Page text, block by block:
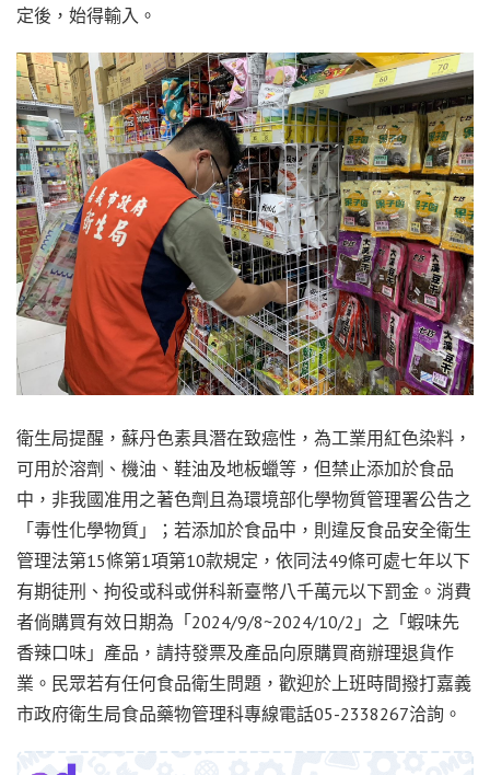
定後，始得輸入。
衛生局提醒，蘇丹色素具潛在致癌性，為工業用紅色染料，
可用於溶劑、機油、鞋油及地板蠟等，但禁止添加於食品
中，非我國准用之著色劑且為環境部化學物質管理署公告之
「毒性化學物質」；若添加於食品中，則違反食品安全衛生
管理法第15條第1項第10款規定，依同法49條可處七年以下
有期徒刑、拘役或科或併科新臺幣八千萬元以下罰金。消費
者倘購買有效日期為「2024/9/8~2024/10/2」之「蝦味先
香辣口味」產品，請持發票及產品向原購買商辦理退貨作
業。民眾若有任何食品衛生問題，歡迎於上班時間撥打嘉義
市政府衛生局食品藥物管理科專線電話05-2338267洽詢。